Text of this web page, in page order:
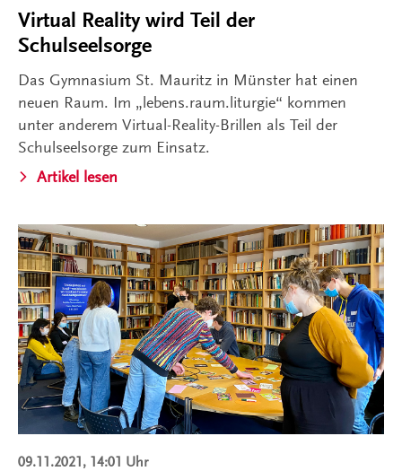
Virtual Reality wird Teil der
Schulseelsorge
Das Gymnasium St. Mauritz in Münster hat einen
neuen Raum. Im „lebens.raum.liturgie“ kommen
unter anderem Virtual-Reality-Brillen als Teil der
Schulseelsorge zum Einsatz.
Artikel lesen
09.11.2021, 14:01 Uhr